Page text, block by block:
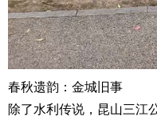
春秋遗韵：金城旧事
除了水利传说，昆山三江